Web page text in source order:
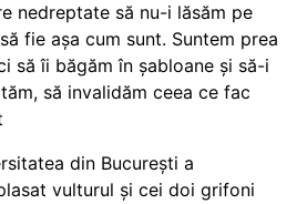
nedreptate să nu-i lăsăm pe
fie așa cum sunt. Suntem prea
să îi băgăm în șabloane și să-i
să invalidăm ceea ce fac
din București a
vulturul și cei doi grifoni